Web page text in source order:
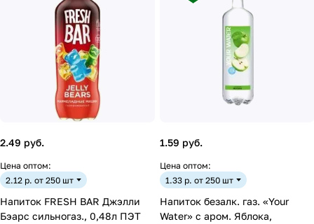
2.49 руб.
Цена оптом:
2.12 р. от 250 шт
Напиток FRESH BAR Джэлли
Бэарс сильногаз., 0,48л ПЭТ
1.59 руб.
Цена оптом:
1.33 р. от 250 шт
Напиток безалк. газ. «Your
Water» с аром. Яблока,